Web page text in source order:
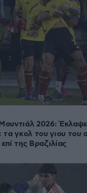
2026:
τα γκολ του γιου του
της Βραζιλίας